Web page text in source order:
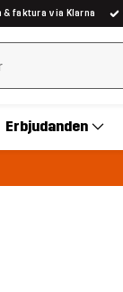
& faktura via Klarna
Erbjudanden